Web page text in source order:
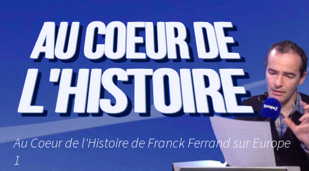
Au Coeur de l'Histoire de Franck Ferrand sur Europe
1